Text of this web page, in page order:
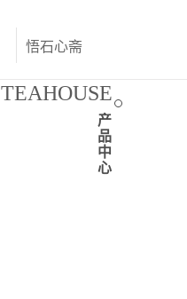
悟石心斋
联系我们
TEAHOUSE
产
品
中
心